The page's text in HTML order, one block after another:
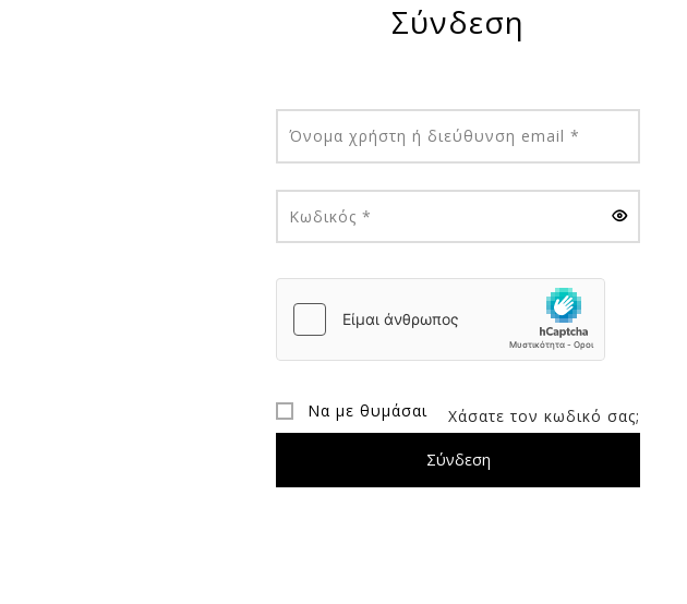
Σύνδεση
Όνομα χρήστη ή διεύθυνση email *
Κωδικός *
Να με θυμάσαι Χάσατε τον κωδικό σας;
Σύνδεση